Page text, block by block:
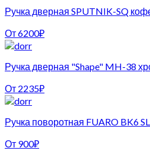
Ручка дверная SPUTNIK-SQ
От6200₽
Ручка дверная "Shape" MH-38
От 2235₽
Ручка поворотная FUARO BK6
От 900₽